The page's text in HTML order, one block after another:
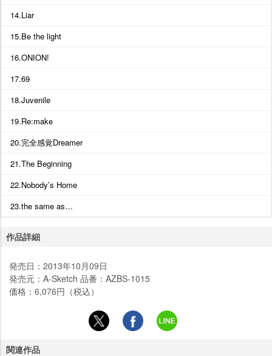
14.Liar
15.Be the light
16.ONION!
17.69
18.Juvenile
19.Re:make
20.完全感覚Dreamer
21.The Beginning
22.Nobody’s Home
23.the same as…
作品詳細
発売日：2013年10月09日
発売元：A-Sketch 品番：AZBS-1015
価格：6,076円（税込）
関連作品